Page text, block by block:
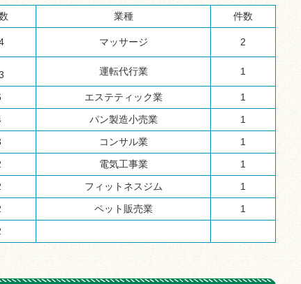
業種 件数
マッサージ 2
運転代行業 1
エステティック業
1
パン製造小売業
1
コンサル業
1
電気工事業
1
フィットネスジム
1
ペット販売業
1